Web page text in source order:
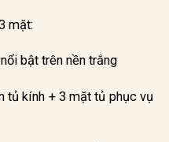
mặt:
bật trên nền trắng
tủ kính + 3 mặt tủ phục vụ